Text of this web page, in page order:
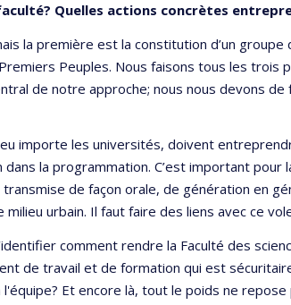
Quelles actions concrètes
la première est la constitution d’un
Peuples. Nous faisons tous les
de notre approche; nous nous devons
importe les universités, doivent
dans la programmation. C’est important
de façon orale, de génération en
urbain. Il faut faire des liens avec ce
comment rendre la Faculté des
de travail et de formation qui est
Et encore là, tout le poids ne